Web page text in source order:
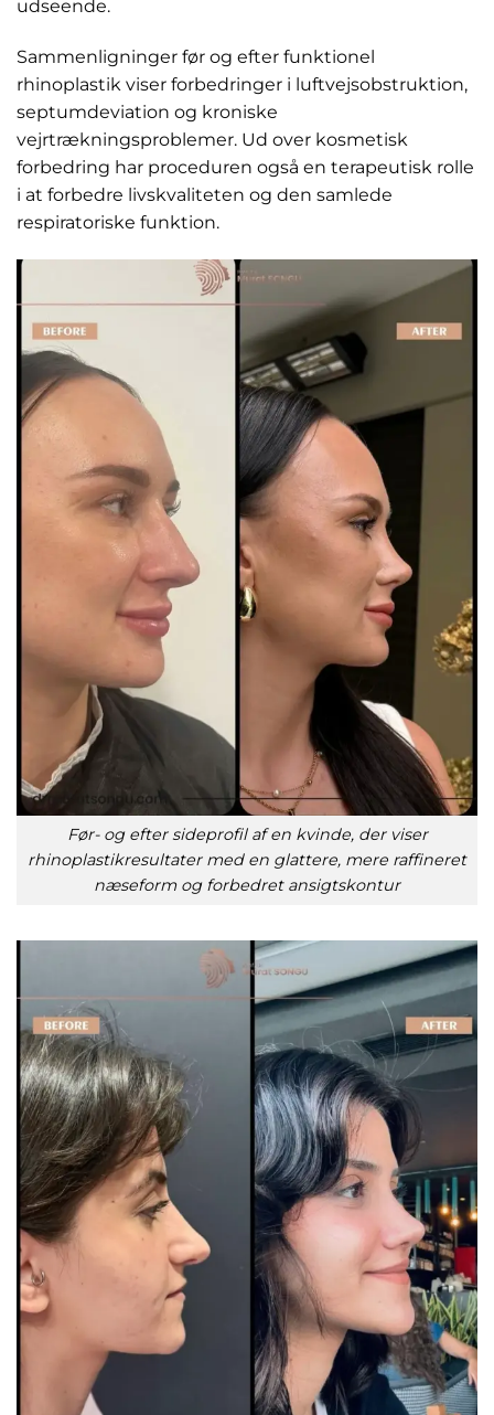
udseende.
Sammenligninger før og efter funktionel
rhinoplastik viser forbedringer i luftvejsobstruktion,
septumdeviation og kroniske
vejrtrækningsproblemer. Ud over kosmetisk
forbedring har proceduren også en terapeutisk rolle
i at forbedre livskvaliteten og den samlede
respiratoriske funktion.
Før- og efter sideprofil af en kvinde, der viser
rhinoplastikresultater med en glattere, mere raffineret
næseform og forbedret ansigtskontur